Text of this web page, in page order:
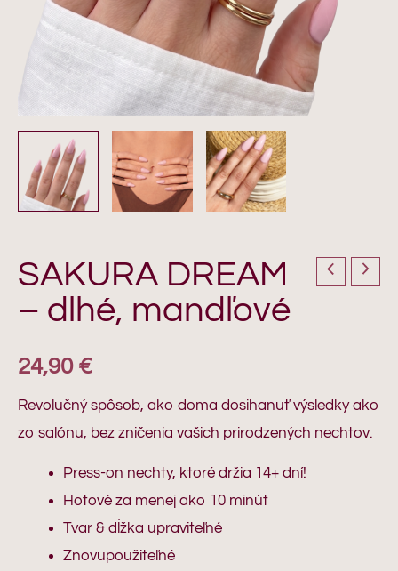
SAKURA DREAM
– dlhé, mandľové
24,90 €
Revolučný spôsob, ako doma dosihanuť výsledky ako
zo salónu, bez zničenia vašich prirodzených nechtov.
Press-on nechty, ktoré držia 14+ dní!
Hotové za menej ako 10 minút
Tvar & dĺžka upraviteľné
Znovupoužiteľné